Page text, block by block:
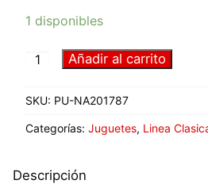
1 disponibles
Añadir al carrito
SKU: PU-NA201787
Categorías: Juguetes, Linea
Descripción